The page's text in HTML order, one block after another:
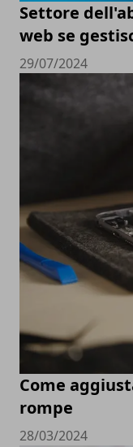
Settore
web se
29/07/2024
Come
rompe
28/03/2024